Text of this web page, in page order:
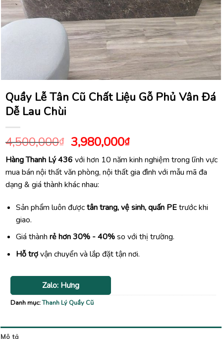
Quầy Lễ Tân Cũ Chất Liệu Gỗ Phủ Vân Đá
Dễ Lau Chùi
4,500,000₫ Giá
gốc
là:
4,500,000₫.
3,980,000₫Giá
hiện
tại
là:
Hàng Thanh Lý 436 với hơn 10 năm kinh nghiệm trong lĩnh vực
mua bán nội thất văn phòng, nội thất gia đình với mẫu mã đa
dạng & giá thành khác nhau:
Sản phẩm luôn đượctân trang, vệ sinh, quấn PEtrước khi
giao.
Giá thành rẻ hơn 30% - 40%so với thị trường.
Hỗ trợvận chuyển và lắp đặt tận nơi.
Zalo: Hưng
Danh mục:Thanh Lý Quầy Cũ
Mô tả